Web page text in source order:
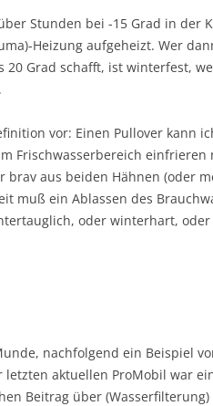
Stunden bei -15 Grad in der
Heizung aufgeheizt. Wer
Grad schafft, ist winterfest,
vor: Einen Pullover kann
Frischwasserbereich einfrieren
brav aus beiden Hähnen (oder
muß ein Ablassen des
oder winterhart,
nachfolgend ein Beispiel
letzten aktuellen ProMobil war
Beitrag über